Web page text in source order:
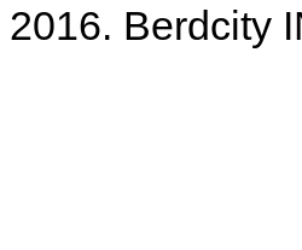
2016. Berdcity